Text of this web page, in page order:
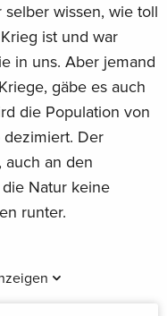
wissen, wie toll
ist und war
in uns. Aber jemand
gäbe es auch
die Population von
Der
auch an den
Natur keine
runter.